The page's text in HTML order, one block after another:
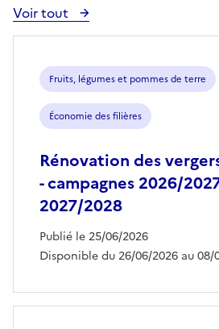
Voir tout
Voir
toutes
aides
Fruits, légumes et pommes de terre
Économie des filières
Rénovation des
- campagnes 2026/
2027/2028
Publié le 25/06/2026
Disponible du 26/06/2026 au 08/